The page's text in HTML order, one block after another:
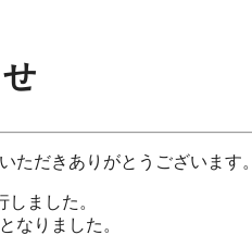
ただきありがとうございます。
ました。
なりました。